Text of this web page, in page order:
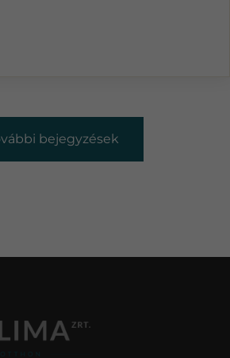
bejegyzések